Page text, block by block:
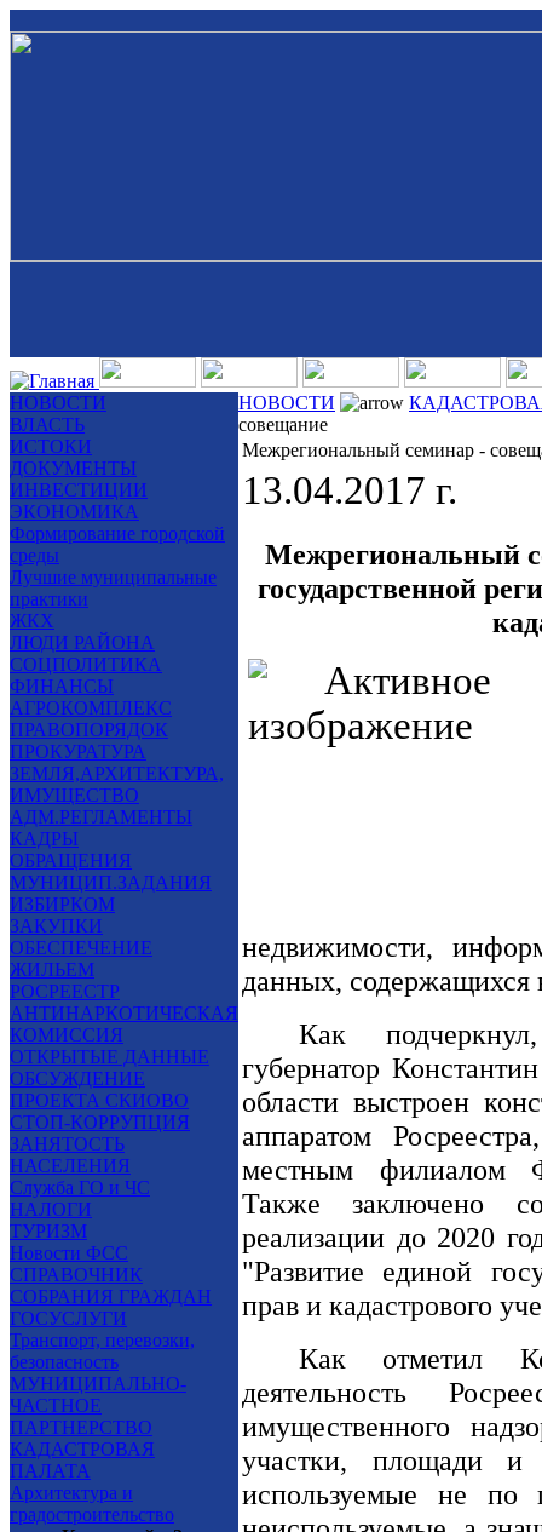
НОВОСТИ
ВЛАСТЬ
ИСТОКИ
ДОКУМЕНТЫ
ИНВЕСТИЦИИ
ЭКОНОМИКА
Формирование городской
среды
Лучшие муниципальные
практики
ЖКХ
ЛЮДИ РАЙОНА
СОЦПОЛИТИКА
ФИНАНСЫ
АГРОКОМПЛЕКС
ПРАВОПОРЯДОК
ПРОКУРАТУРА
ЗЕМЛЯ,АРХИТЕКТУРА,
ИМУЩЕСТВО
АДМ.РЕГЛАМЕНТЫ
КАДРЫ
ОБРАЩЕНИЯ
МУНИЦИП.ЗАДАНИЯ
ИЗБИРКОМ
ЗАКУПКИ
ОБЕСПЕЧЕНИЕ
ЖИЛЬЕМ
РОСРЕЕСТР
АНТИНАРКОТИЧЕСКАЯ
КОМИССИЯ
ОТКРЫТЫЕ ДАННЫЕ
ОБСУЖДЕНИЕ
ПРОЕКТА СКИОВО
СТОП-КОРРУПЦИЯ
ЗАНЯТОСТЬ
НАСЕЛЕНИЯ
Служба ГО и ЧС
НАЛОГИ
ТУРИЗМ
Новости ФСС
СПРАВОЧНИК
СОБРАНИЯ ГРАЖДАН
ГОСУСЛУГИ
Транспорт, перевозки,
безопасность
МУНИЦИПАЛЬНО-
ЧАСТНОЕ
ПАРТНЕРСТВО
КАДАСТРОВАЯ
ПАЛАТА
Архитектура и
градостроительство
НОВОСТИ
совещание
Межрегиональный семинар -
13.04.2017 г.
Межрегиональный
государственной
недвижимости,
данных,
Как
губернатор
области выстроен
аппаратом
местным филиалом
Также заключено
реализации до 2020
"Развитие единой
прав и кадастрового
Как отметил
деятельность
имущественного
участки, площади и
используемые не по